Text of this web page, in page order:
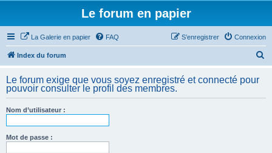
Le forum en papier
La Galerie en papier FAQ Connexion
S’enregistrer
Index du forum
h
Le forum exige que vous soyez enregistré et connecté pour
pouvoir consulter le profil des membres.
Nom d’utilisateur :
Mot de passe :